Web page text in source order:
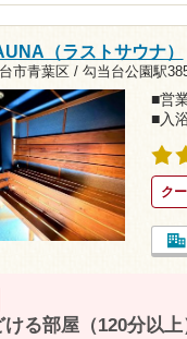
（ラストサウナ）
市青葉区 / 勾当台公園駅
■営
■入
ク
ける部屋（120分以